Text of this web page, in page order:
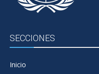
SECCIONES
Inicio